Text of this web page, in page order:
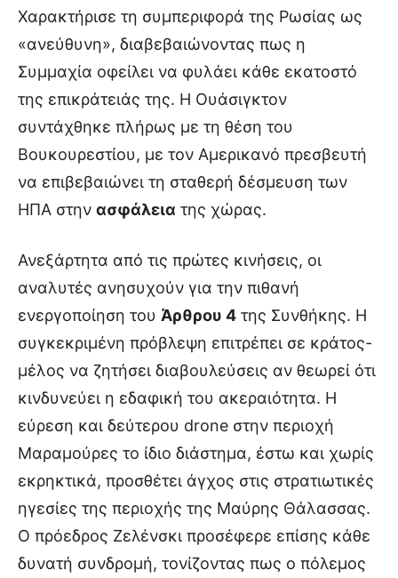
Χαρακτήρισε τη συμπεριφορά της Ρωσίας ως
«ανεύθυνη», διαβεβαιώνοντας πως η
Συμμαχία οφείλει να φυλάει κάθε εκατοστό
της επικράτειάς της. Η Ουάσιγκτον
συντάχθηκε πλήρως με τη θέση του
Βουκουρεστίου, με τον Αμερικανό πρεσβευτή
να επιβεβαιώνει τη σταθερή δέσμευση των
ΗΠΑ στην ασφάλεια της χώρας.
Ανεξάρτητα από τις πρώτες κινήσεις, οι
αναλυτές ανησυχούν για την πιθανή
ενεργοποίηση του Άρθρου 4 της Συνθήκης. Η
συγκεκριμένη πρόβλεψη επιτρέπει σε κράτος-
μέλος να ζητήσει διαβουλεύσεις αν θεωρεί ότι
κινδυνεύει η εδαφική του ακεραιότητα. Η
εύρεση και δεύτερου drone στην περιοχή
Μαραμούρες το ίδιο διάστημα, έστω και χωρίς
εκρηκτικά, προσθέτει άγχος στις στρατιωτικές
ηγεσίες της περιοχής της Μαύρης Θάλασσας.
Ο πρόεδρος Ζελένσκι προσέφερε επίσης κάθε
δυνατή συνδρομή, τονίζοντας πως ο πόλεμος